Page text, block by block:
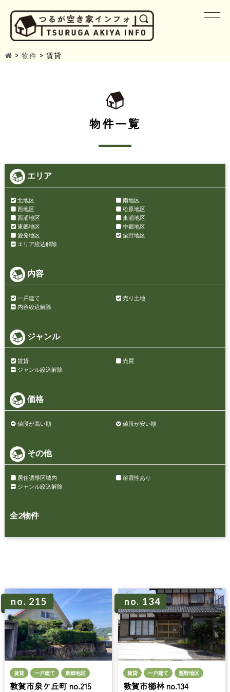
> 物件 > 賃貸
物件一覧
エリア
北地区
南地区
西地区
松原地区
西浦地区
東浦地区
東郷地区
中郷地区
愛発地区
粟野地区
エリア絞込解除
内容
一戸建て
売り土地
内容絞込解除
ジャンル
賃貸
売買
ジャンル絞込解除
価格
値段が高い順 値段が安い順
その他
居住誘導区域内
耐震性あり
ジャンル絞込解除
全2物件
no. 215
賃貸 一戸建て 東郷地区
敦賀市泉ケ丘町 no.215
no. 134
賃貸 一戸建て 粟野地区
敦賀市櫛林 no.134